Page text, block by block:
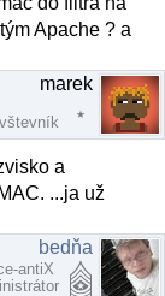
Apache ? a
marek
a
...ja už
bedňa
antiX